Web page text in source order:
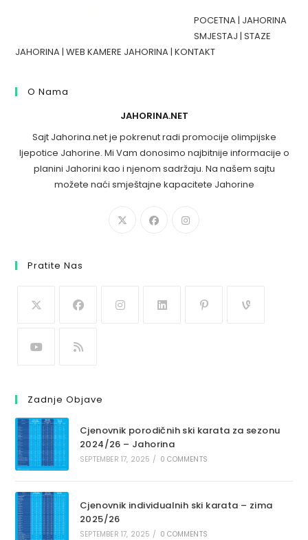
POCETNA| JAHORINA
SMJESTAJ |STAZE
JAHORINA|WEB KAMERE JAHORINA|KONTAKT
O Nama
JAHORINA.NET
Sajt Jahorina.net je pokrenut radi promocije olimpijske
ljepotice Jahorine. Mi Vam donosimo najbitnije informacije o
planini Jahorini kao i njenom sadržaju. Na našem sajtu
možete naći smještajne kapacitete Jahorine
Pratite Nas
Zadnje Objave
Cjenovnik porodičnih ski karata za sezonu
2024/26 – Jahorina
SEPTEMBER 17, 2025 / 0 COMMENTS
Cjenovnik individualnih ski karata – zima
2025/26
SEPTEMBER 17, 2025 / 0 COMMENTS